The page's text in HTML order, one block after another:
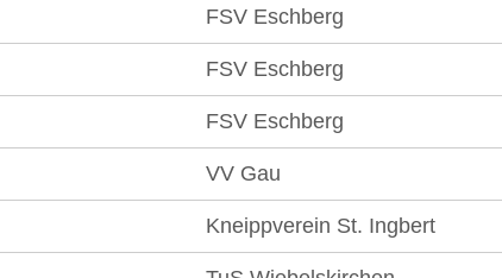
FSV Eschberg
FSV Eschberg
FSV Eschberg
VV Gau
Kneippverein St. Ingbert